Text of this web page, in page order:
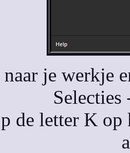
je werkje
Selecties
de letter K op